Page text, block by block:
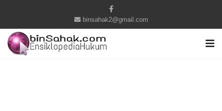
binsahak2@gmail.com